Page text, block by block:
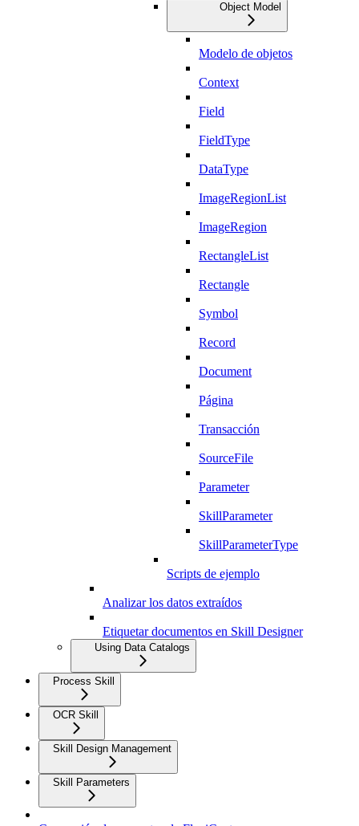
Object Model
Modelo de objetos
Context
Field
FieldType
DataType
ImageRegionList
ImageRegion
RectangleList
Rectangle
Symbol
Record
Document
Página
Transacción
SourceFile
Parameter
SkillParameter
SkillParameterType
Scripts de ejemplo
Analizar los datos extraídos
Etiquetar documentos en Skill Designer
Using Data Catalogs
Process Skill
OCR Skill
Skill Design Management
Skill Parameters